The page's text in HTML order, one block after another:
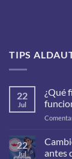
TIPS
22
Jul
¿Qué
22
Jul
antes